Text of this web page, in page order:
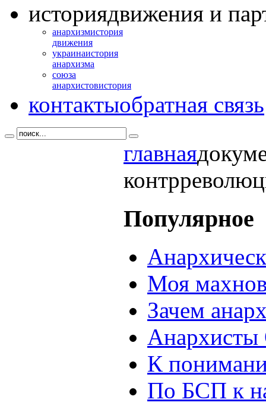
историядвижения и
анархизмистория
движения
украинаистория
анархизма
союза
анархистовистория
контактыобратная связь
главная
Популярное
Моя
Зачем
Анархисты
К
По БСП к